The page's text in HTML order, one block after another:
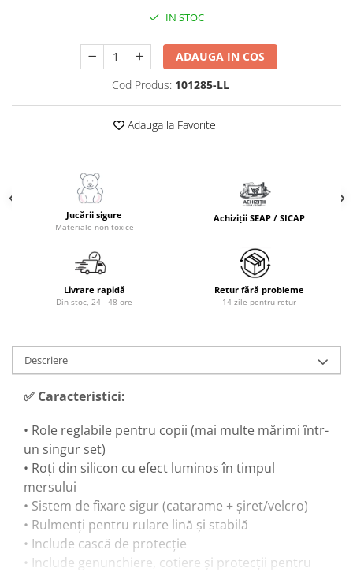
Joaca in Aer Liber
Toate Jucariile pentru Copii
Jucarii Educative & Invatare
Jucarii Interactive & Sensoriale
Jocuri de Constructie & Asamblare
Puzzle & Jocuri de Logica
Jucarii din Lemn Natural
Trenulete & Seturi Feroviare
Invatare prin Joaca
Jucarii pentru Dezvoltare
IN STOC
ADAUGA IN COS
Cod Produs: 101285-LL
Adauga la Favorite
Jucării sigure
Materiale non-toxice
Achiziții SEAP / SICAP
Livrare rapidă
Din stoc, 24 - 48 ore
Retur fără probleme
14 zile pentru retur
Descriere
✅ Caracteristici:
• Role reglabile pentru copii (mai multe mărimi într-
un singur set)
• Roți din silicon cu efect luminos în timpul
mersului
• Sistem de fixare sigur (catarame + șiret/velcro)
• Rulmenți pentru rulare lină și stabilă
• Include cască de protecție
• Include genunchiere, cotiere și protecții pentru